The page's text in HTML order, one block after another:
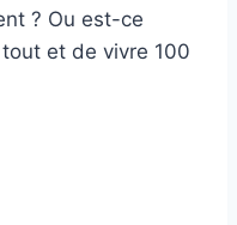
? Ou est-ce
tout et de vivre 100